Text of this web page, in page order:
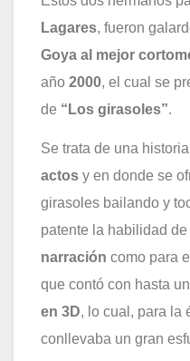
Lagares, fueron
Goya al mejor
año 2000, el cual se
de “Los girasoles”.
Se trata de una
actos y en donde se
girasoles bailando y
patente la habilidad
narración como para
que contó con hasta
en 3D, lo cual, para la
conllevaba un gran